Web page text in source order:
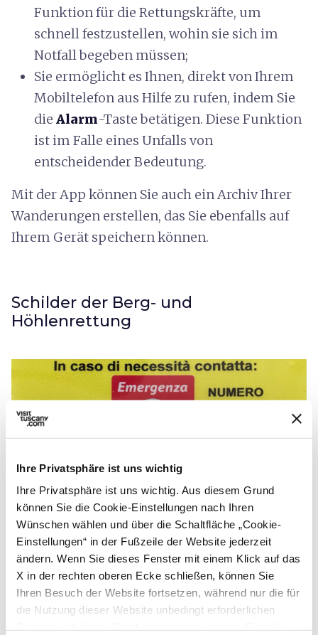
Ihre Privatsphäre ist uns wichtig
Ihre Privatsphäre ist uns wichtig. Aus diesem Grund
können Sie die Cookie-Einstellungen nach Ihren
Wünschen wählen und über die Schaltfläche „Cookie-
Einstellungen“ in der Fußzeile der Website jederzeit
ändern. Wenn Sie dieses Fenster mit einem Klick auf das
X in der rechten oberen Ecke schließen, können Sie
Ihren Besuch der Website fortsetzen, während nur die für
die Nutzung dieser Website unbedingt erforderlichen
Funktion für die Rettungskräfte, um
schnell festzustellen, wohin sie sich im
Notfall begeben müssen;
Sie ermöglicht es Ihnen, direkt von Ihrem
Mobiltelefon aus Hilfe zu rufen, indem Sie
die Alarm-Taste betätigen. Diese Funktion
ist im Falle eines Unfalls von
entscheidender Bedeutung.
Mit der App können Sie auch ein Archiv Ihrer
Wanderungen erstellen, das Sie ebenfalls auf
Ihrem Gerät speichern können.
Schilder der Berg- und
Höhlenrettung
Rettungsschilder
Das Projekt zur Sicherung der Wanderwege
der Toskanazielt auf die Erleichterung und